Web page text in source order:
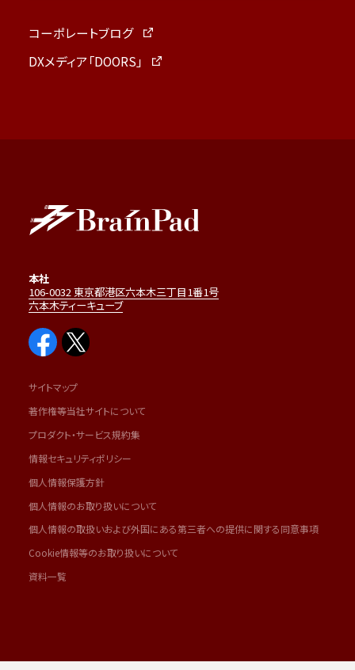
コーポレートブログ
DXメディア「DOORS」
本社
106-0032 東京都港区六本木三丁目1番1号
六本木ティーキューブ
サイトマップ
著作権等当社サイトについて
プロダクト・サービス規約集
情報セキュリティポリシー
個人情報保護方針
個人情報のお取り扱いについて
個人情報の取扱いおよび外国にある第三者への提供に関する同意事項
Cookie情報等のお取り扱いについて
資料一覧